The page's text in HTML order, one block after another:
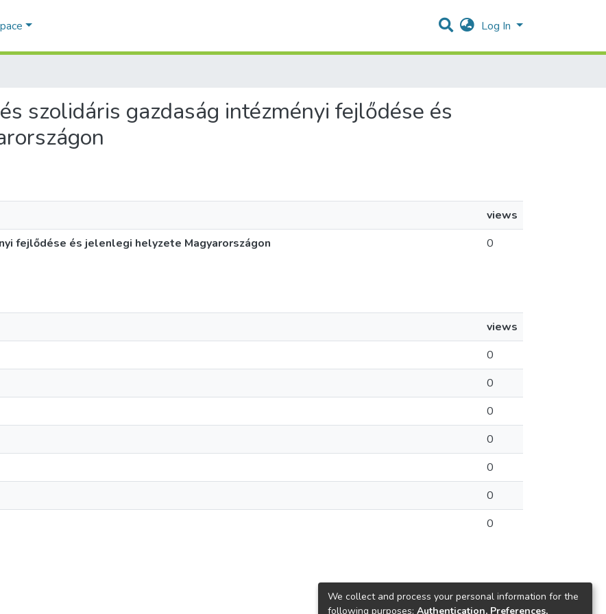
Log In
szolidáris gazdaság intézményi fejlődése és
views
fejlődése és jelenlegi helyzete Magyarországon
0
views
0
0
0
0
0
0
0
We collect and process your personal information for the
following purposes: Authentication, Preferences,